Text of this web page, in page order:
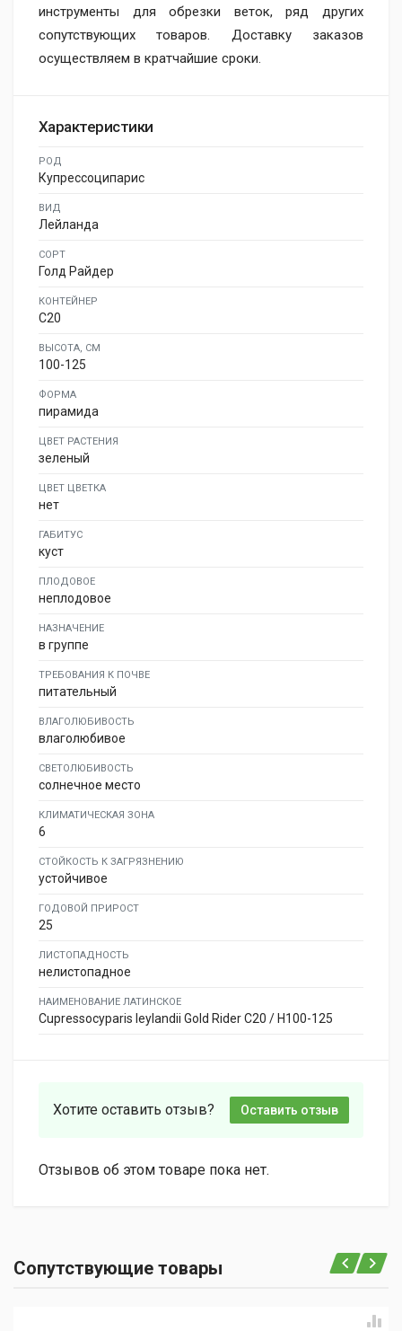
инструменты для обрезки веток, ряд других
сопутствующих товаров. Доставку заказов
осуществляем в кратчайшие сроки.
Характеристики
РОД
Купрессоципарис
ВИД
Лейланда
СОРТ
Голд Райдер
КОНТЕЙНЕР
C20
ВЫСОТА, СМ
100-125
ФОРМА
пирамида
ЦВЕТ РАСТЕНИЯ
зеленый
ЦВЕТ ЦВЕТКА
нет
ГАБИТУС
куст
ПЛОДОВОЕ
неплодовое
НАЗНАЧЕНИЕ
в группе
ТРЕБОВАНИЯ К ПОЧВЕ
питательный
ВЛАГОЛЮБИВОСТЬ
влаголюбивое
СВЕТОЛЮБИВОСТЬ
солнечное место
КЛИМАТИЧЕСКАЯ ЗОНА
6
СТОЙКОСТЬ К ЗАГРЯЗНЕНИЮ
устойчивое
ГОДОВОЙ ПРИРОСТ
25
ЛИСТОПАДНОСТЬ
нелистопадное
НАИМЕНОВАНИЕ ЛАТИНСКОЕ
Cupressocyparis leylandii Gold Rider C20 / H100-125
Хотите оставить отзыв? Оставить отзыв
Отзывов об этом товаре пока нет.
Сопутствующие товары